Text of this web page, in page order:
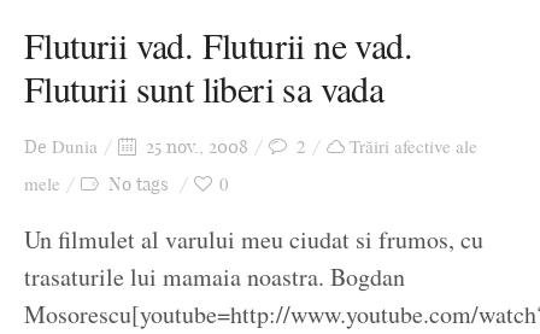
Stari afective
Zice Dunia
Călătorii
Cursuri povestite
Fluturii vad. Fluturii ne vad.
Fluturii sunt liberi sa vada
De Dunia 25 nov., 2008 2
Trăiri afective ale
mele
No tags 0
Un filmulet al varului meu ciudat si frumos, cu
trasaturile lui mamaia noastra. Bogdan
Mosorescu[youtube=http://www.youtube.com/